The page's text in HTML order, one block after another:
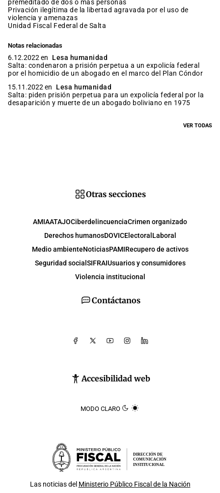
premeditado de dos o más personas
privación ilegítima de la libertad agravada por el uso de
violencia y amenazas
Unidad Fiscal Federal de Salta
Notas relacionadas
6.12.2022 en
Lesa humanidad
Salta: condenaron a prisión perpetua a un expolicía federal
por el homicidio de un abogado en el marco del Plan Cóndor
15.11.2022 en
Lesa humanidad
Salta: piden prisión perpetua para un expolicía federal por la
desaparición y muerte de un abogado boliviano en 1975
VER TODAS
Contáctanos
Accesibilidad web
MODO CLARO
Otras secciones
AMIAATAJOCiberdelincuenciaCrimen organizado
Derechos humanosDOVICElectoral Laboral
Medio ambienteNoticiasPAMIRecupero de activos
Seguridad social SIFRAIUsuarios y consumidores
Violencia institucional
DIRECCIÓN DE
COMUNICACIÓN
INSTITUCIONAL
Las noticias del Ministerio Público Fiscal de la Nación